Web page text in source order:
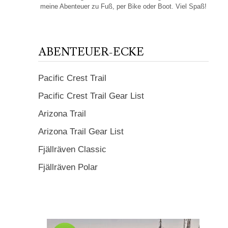
meine Abenteuer zu Fuß, per Bike oder Boot. Viel Spaß!
ABENTEUER-ECKE
Pacific Crest Trail
Pacific Crest Trail Gear List
Arizona Trail
Arizona Trail Gear List
Fjällräven Classic
Fjällräven Polar